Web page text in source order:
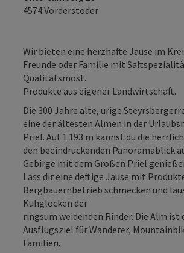
4574Vorderstoder
Wir bieten eine herzhafte Jause im
Freunde oder Familie mit
Qualitätsmost.
Produkte aus eigener Landwirtschaft.
Die 300 Jahre alte, urige
eine der ältesten Almen in der
Priel. Auf 1.193 m kannst du die
den beeindruckenden Panoramablick
Gebirge mit dem Großen Priel
Lass dir eine deftige Jause mit
Bergbauernbetrieb schmecken und
Kuhglocken der
ringsum weidenden Rinder. Die Alm ist
Ausflugsziel für Wanderer,
Familien.